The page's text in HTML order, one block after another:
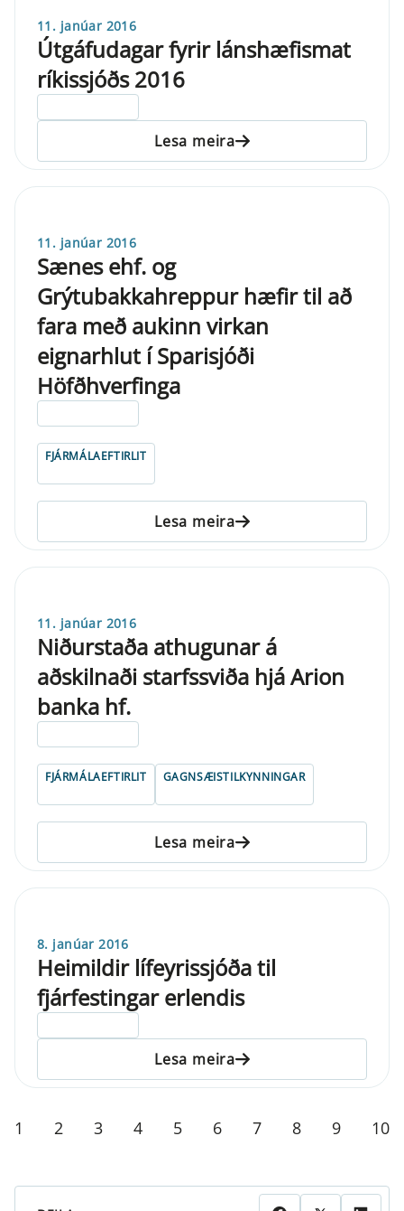
11. janúar 2016
Útgáfudagar fyrir lánshæfismat
ríkissjóðs 2016
Lesa meira
11. janúar 2016
Sænes ehf. og
Grýtubakkahreppur hæfir til að
fara með aukinn virkan
eignarhlut í Sparisjóði
Höfðhverfinga
FJÁRMÁLAEFTIRLIT
Lesa meira
11. janúar 2016
Niðurstaða athugunar á
aðskilnaði starfssviða hjá Arion
banka hf.
FJÁRMÁLAEFTIRLIT GAGNSÆISTILKYNNINGAR
Lesa meira
8. janúar 2016
Heimildir lífeyrissjóða til
fjárfestingar erlendis
Lesa meira
1 2 3 4 5 6 7 8 9 10